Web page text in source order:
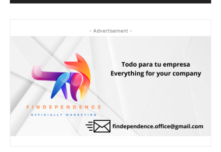
- Advertisement -